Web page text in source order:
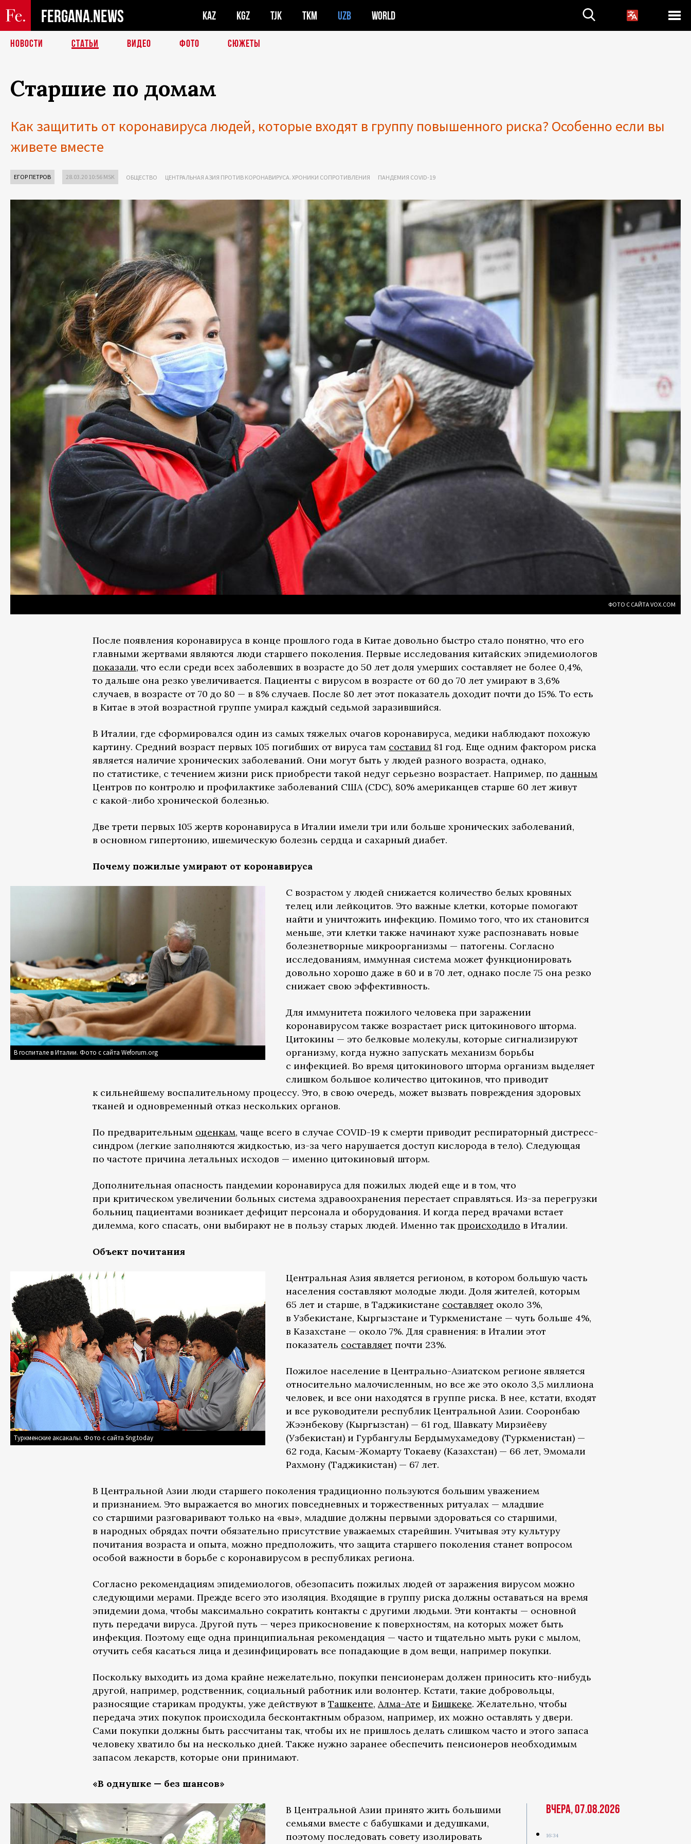
FERGANA.NEWS KAZ KGZ TJK TKM UZB WORLD
НОВОСТИ СТАТЬИ ВИДЕО ФОТО СЮЖЕТЫ
Старшие по домам
Как защитить от коронавируса людей, которые входят в группу повышенного риска? Особенно если вы
живете вместе
ЕГОР ПЕТРОВ 28.03.20 10:56 MSK ОБЩЕСТВО ЦЕНТРАЛЬНАЯ АЗИЯ ПРОТИВ КОРОНАВИРУСА. ХРОНИКИ СОПРОТИВЛЕНИЯ ПАНДЕМИЯ COVID-19
ФОТО С САЙТА VOX.COM
После появления коронавируса в конце прошлого года в Китае довольно быстро стало понятно, что его
главными жертвами являются люди старшего поколения. Первые исследования китайских эпидемиологов
показали, что если среди всех заболевших в возрасте до 50 лет доля умерших составляет не более 0,4%,
то дальше она резко увеличивается. Пациенты с вирусом в возрасте от 60 до 70 лет умирают в 3,6%
случаев, в возрасте от 70 до 80 — в 8% случаев. После 80 лет этот показатель доходит почти до 15%. То есть
в Китае в этой возрастной группе умирал каждый седьмой заразившийся.
В Италии, где сформировался один из самых тяжелых очагов коронавируса, медики наблюдают похожую
картину. Средний возраст первых 105 погибших от вируса там составил 81 год. Еще одним фактором риска
является наличие хронических заболеваний. Они могут быть у людей разного возраста, однако,
по статистике, с течением жизни риск приобрести такой недуг серьезно возрастает. Например, по данным
Центров по контролю и профилактике заболеваний США (CDC), 80% американцев старше 60 лет живут
с какой-либо хронической болезнью.
Две трети первых 105 жертв коронавируса в Италии имели три или больше хронических заболеваний,
в основном гипертонию, ишемическую болезнь сердца и сахарный диабет.
Почему пожилые умирают от коронавируса
В госпитале в Италии. Фото с сайта Weforum.org
С возрастом у людей снижается количество белых кровяных
телец или лейкоцитов. Это важные клетки, которые помогают
найти и уничтожить инфекцию. Помимо того, что их становится
меньше, эти клетки также начинают хуже распознавать новые
болезнетворные микроорганизмы — патогены. Согласно
исследованиям, иммунная система может функционировать
довольно хорошо даже в 60 и в 70 лет, однако после 75 она резко
снижает свою эффективность.
Для иммунитета пожилого человека при заражении
коронавирусом также возрастает риск цитокинового шторма.
Цитокины — это белковые молекулы, которые сигнализируют
организму, когда нужно запускать механизм борьбы
с инфекцией. Во время цитокинового шторма организм выделяет
слишком большое количество цитокинов, что приводит
к сильнейшему воспалительному процессу. Это, в свою очередь, может вызвать повреждения здоровых
тканей и одновременный отказ нескольких органов.
По предварительным оценкам, чаще всего в случае COVID-19 к смерти приводит респираторный дистресс-
синдром (легкие заполняются жидкостью, из-за чего нарушается доступ кислорода в тело). Следующая
по частоте причина летальных исходов — именно цитокиновый шторм.
Дополнительная опасность пандемии коронавируса для пожилых людей еще и в том, что
при критическом увеличении больных система здравоохранения перестает справляться. Из-за перегрузки
больниц пациентами возникает дефицит персонала и оборудования. И когда перед врачами встает
дилемма, кого спасать, они выбирают не в пользу старых людей. Именно так происходило в Италии.
Объект почитания
Туркменские аксакалы. Фото с сайта Sng.today
Центральная Азия является регионом, в котором большую часть
населения составляют молодые люди. Доля жителей, которым
65 лет и старше, в Таджикистане составляет около 3%,
в Узбекистане, Кыргызстане и Туркменистане — чуть больше 4%,
в Казахстане — около 7%. Для сравнения: в Италии этот
показатель составляет почти 23%.
Пожилое население в Центрально-Азиатском регионе является
относительно малочисленным, но все же это около 3,5 миллиона
человек, и все они находятся в группе риска. В нее, кстати, входят
и все руководители республик Центральной Азии. Сооронбаю
Жээнбекову (Кыргызстан) — 61 год, Шавкату Мирзиёеву
(Узбекистан) и Гурбангулы Бердымухамедову (Туркменистан) —
62 года, Касым-Жомарту Токаеву (Казахстан) — 66 лет, Эмомали
Рахмону (Таджикистан) — 67 лет.
В Центральной Азии люди старшего поколения традиционно пользуются большим уважением
и признанием. Это выражается во многих повседневных и торжественных ритуалах — младшие
со старшими разговаривают только на «вы», младшие должны первыми здороваться со старшими,
в народных обрядах почти обязательно присутствие уважаемых старейшин. Учитывая эту культуру
почитания возраста и опыта, можно предположить, что защита старшего поколения станет вопросом
особой важности в борьбе с коронавирусом в республиках региона.
Согласно рекомендациям эпидемиологов, обезопасить пожилых людей от заражения вирусом можно
следующими мерами. Прежде всего это изоляция. Входящие в группу риска должны оставаться на время
эпидемии дома, чтобы максимально сократить контакты с другими людьми. Эти контакты — основной
путь передачи вируса. Другой путь — через прикосновение к поверхностям, на которых может быть
инфекция. Поэтому еще одна принципиальная рекомендация — часто и тщательно мыть руки с мылом,
отучить себя касаться лица и дезинфицировать все попадающие в дом вещи, например покупки.
Поскольку выходить из дома крайне нежелательно, покупки пенсионерам должен приносить кто-нибудь
другой, например, родственник, социальный работник или волонтер. Кстати, такие добровольцы,
разносящие старикам продукты, уже действуют в Ташкенте, Алма-Ате и Бишкеке. Желательно, чтобы
передача этих покупок происходила бесконтактным образом, например, их можно оставлять у двери.
Сами покупки должны быть рассчитаны так, чтобы их не пришлось делать слишком часто и этого запаса
человеку хватило бы на несколько дней. Также нужно заранее обеспечить пенсионеров необходимым
запасом лекарств, которые они принимают.
«В однушке — без шансов»
Вчера, 07.08.2026
16:34
В Центральной Азии принято жить большими
семьями вместе с бабушками и дедушками,
поэтому последовать совету изолировать